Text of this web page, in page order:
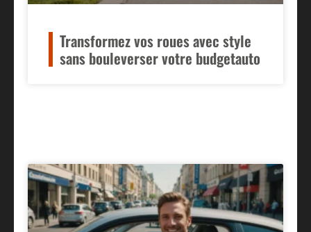
Transformez vos roues avec style
sans bouleverser votre budgetauto